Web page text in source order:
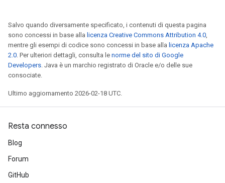
Salvo quando diversamente specificato, i contenuti di questa pagina
sono concessi in base alla licenza Creative Commons Attribution 4.0,
mentre gli esempi di codice sono concessi in base alla licenza Apache
2.0. Per ulteriori dettagli, consulta le norme del sito di Google
Developers. Java è un marchio registrato di Oracle e/o delle sue
consociate.
Ultimo aggiornamento 2026-02-18 UTC.
Resta connesso
Blog
Forum
GitHub